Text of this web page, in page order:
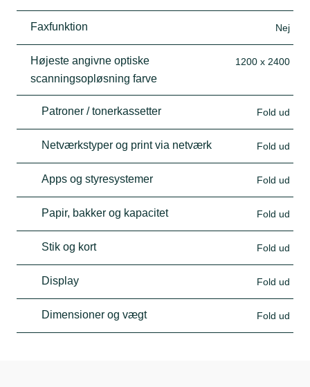
Faxfunktion Nej
Højeste angivne optiske
scanningsopløsning farve
1200 x 2400
Patroner / tonerkassetter Fold ud
Netværkstyper og print via netværk Fold ud
Apps og styresystemer Fold ud
Papir, bakker og kapacitet Fold ud
Stik og kort Fold ud
Display Fold ud
Dimensioner og vægt Fold ud